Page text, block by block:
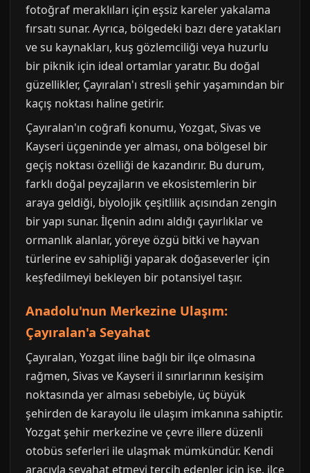
fotoğraf meraklıları için eşsiz kareler yakalama
fırsatı sunar. Ayrıca, bölgedeki bazı dere yatakları
ve su kaynakları, kuş gözlemciliği veya huzurlu
bir piknik için ideal ortamlar yaratır. Bu doğal
güzellikler, Çayıralan'ı stresli şehir yaşamından bir
kaçış noktası haline getirir.
Çayıralan'ın coğrafi konumu, Yozgat, Sivas ve
Kayseri üçgeninde yer alması, ona bölgesel bir
geçiş noktası özelliği de kazandırır. Bu durum,
farklı doğal peyzajların ve ekosistemlerin bir
araya geldiği, biyolojik çeşitlilik açısından zengin
bir yapı sunar. İlçenin adını aldığı çayırlıklar ve
ormanlık alanlar, yöreye özgü bitki ve hayvan
türlerine ev sahipliği yaparak doğaseverler için
keşfedilmeyi bekleyen bir potansiyel taşır.
Anadolu'nun Merkezine Ulaşım:
Çayıralan'a Seyahat
Çayıralan, Yozgat iline bağlı bir ilçe olmasına
rağmen, Sivas ve Kayseri il sınırlarının kesişim
noktasında yer alması sebebiyle, üç büyük
şehirden de karayolu ile ulaşım imkanına sahiptir.
Yozgat şehir merkezine ve çevre illere düzenli
otobüs seferleri ile ulaşmak mümkündür. Kendi
aracıyla seyahat etmeyi tercih edenler için ise, ilçe